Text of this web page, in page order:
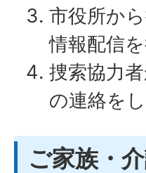
市役所か
情報配信を
捜索協力
の連絡をし
ご家族・